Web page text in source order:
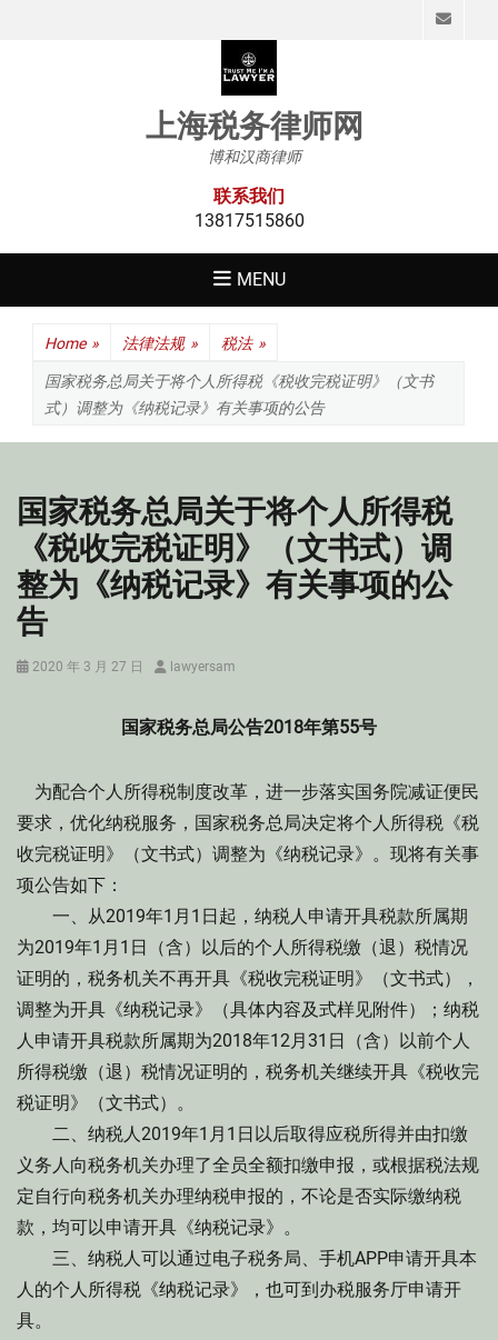
上海税务律师网
博和汉商律师
联系我们
13817515860
MENU
Home » 法律法规 » 税法 »
国家税务总局关于将个人所得税《税收完税证明》（文书
式）调整为《纳税记录》有关事项的公告
国家税务总局关于将个人所得税
《税收完税证明》（文书式）调
整为《纳税记录》有关事项的公
告
Posted
2020 年 3 月 27 日 Authorlawyersam
国家税务总局公告2018年第55号
为配合个人所得税制度改革，进一步落实国务院减证便民
要求，优化纳税服务，国家税务总局决定将个人所得税《税
收完税证明》（文书式）调整为《纳税记录》。现将有关事
项公告如下：
一、从2019年1月1日起，纳税人申请开具税款所属期
为2019年1月1日（含）以后的个人所得税缴（退）税情况
证明的，税务机关不再开具《税收完税证明》（文书式），
调整为开具《纳税记录》（具体内容及式样见附件）；纳税
人申请开具税款所属期为2018年12月31日（含）以前个人
所得税缴（退）税情况证明的，税务机关继续开具《税收完
税证明》（文书式）。
二、纳税人2019年1月1日以后取得应税所得并由扣缴
义务人向税务机关办理了全员全额扣缴申报，或根据税法规
定自行向税务机关办理纳税申报的，不论是否实际缴纳税
款，均可以申请开具《纳税记录》。
三、纳税人可以通过电子税务局、手机APP申请开具本
人的个人所得税《纳税记录》，也可到办税服务厅申请开
具。